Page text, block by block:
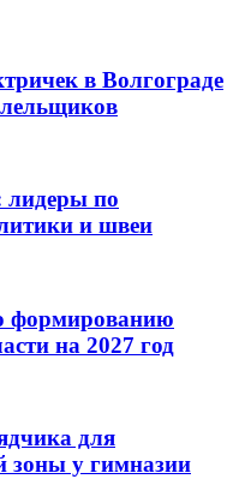
в Волгограде
лидеры по
и швеи
формированию
на 2027 год
для
зоны у гимназии